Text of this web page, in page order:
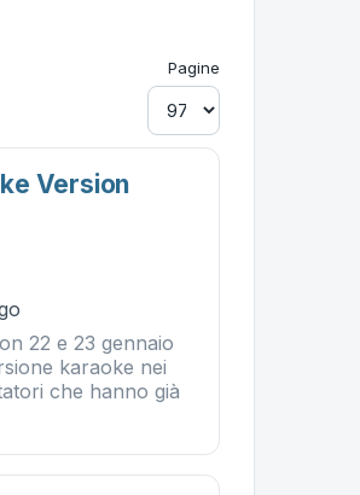
Pagine
Version
22 e 23 gennaio
karaoke nei
che hanno già